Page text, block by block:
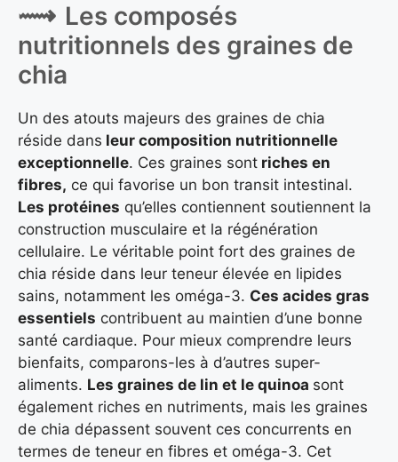
Les composés
nutritionnels des graines de
chia
Un des atouts majeurs des graines de chia
réside dans leur composition nutritionnelle
exceptionnelle. Ces graines sont riches en
fibres, ce qui favorise un bon transit intestinal.
Les protéines qu’elles contiennent soutiennent la
construction musculaire et la régénération
cellulaire. Le véritable point fort des graines de
chia réside dans leur teneur élevée en lipides
sains, notamment les oméga-3. Ces acides gras
essentiels contribuent au maintien d’une bonne
santé cardiaque. Pour mieux comprendre leurs
bienfaits, comparons-les à d’autres super-
aliments. Les graines de lin et le quinoa sont
également riches en nutriments, mais les graines
de chia dépassent souvent ces concurrents en
termes de teneur en fibres et oméga-3. Cet